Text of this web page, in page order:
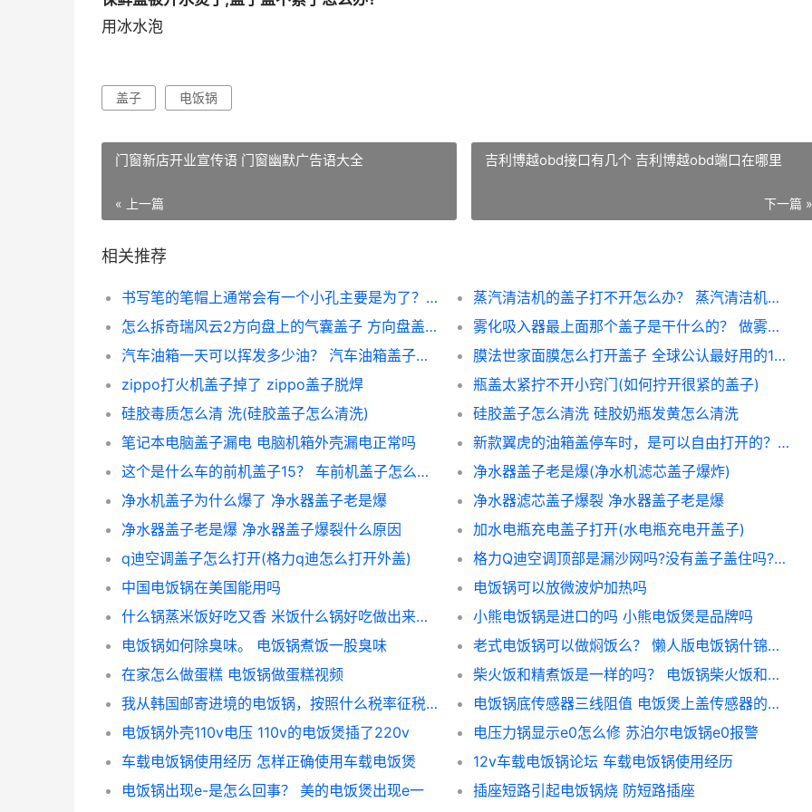
用冰水泡
盖子 电饭锅
门窗新店开业宣传语 门窗幽默广告语大全
« 上一篇
吉利博越obd接口有几个 吉利博越obd端口在哪里
下一篇 »
相关推荐
书写笔的笔帽上通常会有一个小孔主要是为了？ 马胡路盖子上的孔有啥用
蒸汽清洁机的盖子打不开怎么办？ 蒸汽清洁机真的有用吗
怎么拆奇瑞风云2方向盘上的气囊盖子 方向盘盖子拆卸图解
雾化吸入器最上面那个盖子是干什么的？ 做雾化时上面的盖子要打开吗
汽车油箱一天可以挥发多少油？ 汽车油箱盖子没盖一天
膜法世家面膜怎么打开盖子 全球公认最好用的10大面膜
zippo打火机盖子掉了 zippo盖子脱焊
瓶盖太紧拧不开小窍门(如何拧开很紧的盖子)
硅胶毒质怎么清 洗(硅胶盖子怎么清洗)
硅胶盖子怎么清洗 硅胶奶瓶发黄怎么清洗
笔记本电脑盖子漏电 电脑机箱外壳漏电正常吗
新款翼虎的油箱盖停车时，是可以自由打开的？ 打开邮箱盖子里面有气
这个是什么车的前机盖子15？ 车前机盖子怎么打开
净水器盖子老是爆(净水机滤芯盖子爆炸)
净水机盖子为什么爆了 净水器盖子老是爆
净水器滤芯盖子爆裂 净水器盖子老是爆
净水器盖子老是爆 净水器盖子爆裂什么原因
加水电瓶充电盖子打开(水电瓶充电开盖子)
q迪空调盖子怎么打开(格力q迪怎么打开外盖)
格力Q迪空调顶部是漏沙网吗?没有盖子盖住吗? 格力q迪空调盖子怎么开
中国电饭锅在美国能用吗
电饭锅可以放微波炉加热吗
什么锅蒸米饭好吃又香 米饭什么锅好吃做出来好吃
小熊电饭锅是进口的吗 小熊电饭煲是品牌吗
电饭锅如何除臭味。 电饭锅煮饭一股臭味
老式电饭锅可以做焖饭么？ 懒人版电饭锅什锦焖饭
在家怎么做蛋糕 电饭锅做蛋糕视频
柴火饭和精煮饭是一样的吗？ 电饭锅柴火饭和精华饭
我从韩国邮寄进境的电饭锅，按照什么税率征税？ 个人邮寄进境物品关税
电饭锅底传感器三线阻值 电饭煲上盖传感器的作用
电饭锅外壳110v电压 110v的电饭煲插了220v
电压力锅显示e0怎么修 苏泊尔电饭锅e0报警
车载电饭锅使用经历 怎样正确使用车载电饭煲
12v车载电饭锅论坛 车载电饭锅使用经历
电饭锅出现e-是怎么回事？ 美的电饭煲出现e一
插座短路引起电饭锅烧 防短路插座